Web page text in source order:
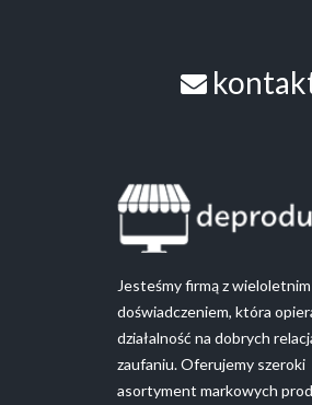
Jesteśmy firmą z wieloletnim
doświadczeniem, która
działalność na dobrych
zaufaniu. Oferujemy szeroki
asortyment markowych